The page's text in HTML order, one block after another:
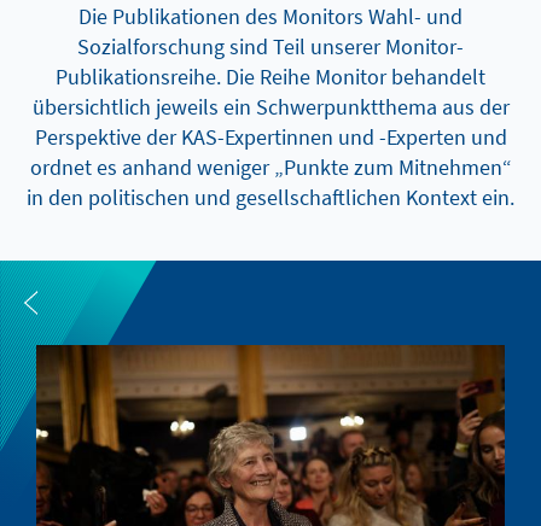
Die Publikationen des Monitors Wahl- und
Sozialforschung sind Teil unserer Monitor-
Publikationsreihe. Die Reihe Monitor behandelt
übersichtlich jeweils ein Schwerpunktthema aus der
Perspektive der KAS-Expertinnen und -Experten und
ordnet es anhand weniger „Punkte zum Mitnehmen“
in den politischen und gesellschaftlichen Kontext ein.